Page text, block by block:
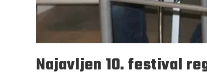
Najavljen 10. festival